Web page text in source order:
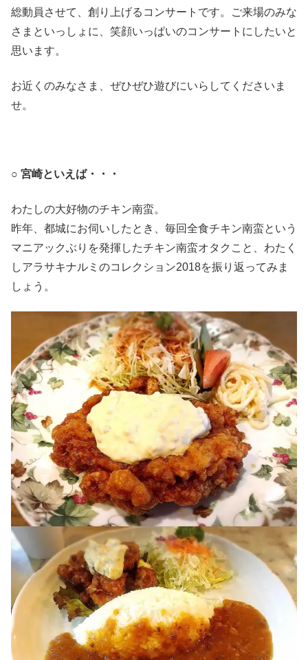
総動員させて、創り上げるコンサートです。ご来場のみな
さまといっしょに、笑顔いっぱいのコンサートにしたいと
思います。
お近くのみなさま、ぜひぜひ遊びにいらしてくださいま
せ。
○ 宮崎といえば・・・
わたしの大好物のチキン南蛮。
昨年、都城にお伺いしたとき、毎回全食チキン南蛮という
マニアックぶりを発揮したチキン南蛮オタクこと、わたく
しアラサキナルミのコレクション2018を振り返ってみま
しょう。